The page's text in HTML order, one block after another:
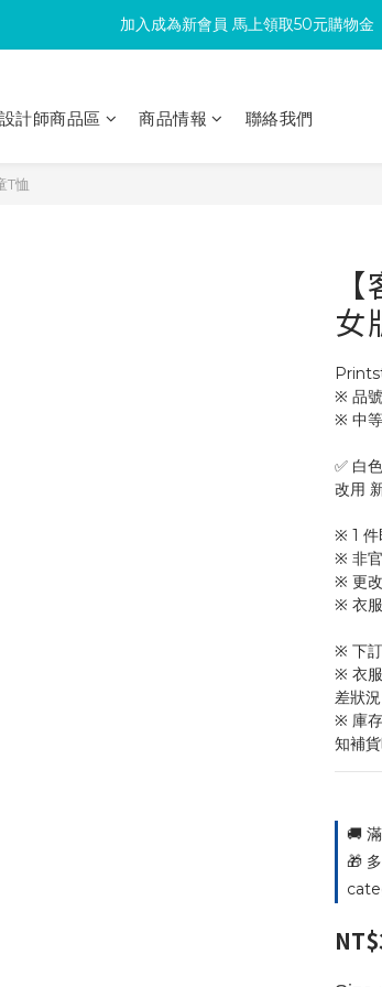
滿300回饋10%購物金
加入成為新會員 馬上領取50元購物金
設計師商品區 商品情報 聯絡我們
T恤
女
※ 品
※ 中
✅ 白
改用
※ 1 件
※ 非
※ 更
※ 衣
※ 下
※ 衣
差狀
※ 庫
知補
🚚
🎁